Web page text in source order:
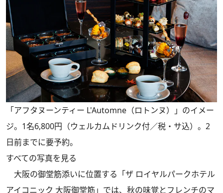
「アフタヌーンティー L'Automne（ロトンヌ）」のイメー
ジ。1名6,800円（ウェルカムドリンク付／税・サ込）。2
日前までに要予約。
すべての写真を見る
大阪の御堂筋添いに位置する「ザ ロイヤルパークホテル
アイコニック 大阪御堂筋」では、秋の味覚とフレンチのマ